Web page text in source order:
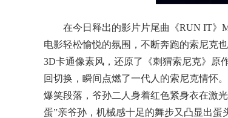
在今日释出的影片片尾曲《RUN IT》
电影轻松愉悦的氛围，不断奔跑的索尼克
3D卡通像素风，还原了《刺猬索尼克》原
回切换，瞬间点燃了一代人的索尼克情怀
爆笑段落，爷孙二人身着红色紧身衣在激
蛋”亲爷孙，机械感十足的舞步又凸显出蛋